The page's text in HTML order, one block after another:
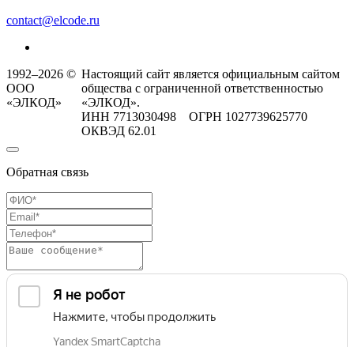
contact@elcode.ru
1992–2026 ©
ООО
«ЭЛКОД»
Настоящий сайт является официальным сайтом
общества с ограниченной ответственностью
«ЭЛКОД».
ИНН 7713030498 ОГРН 1027739625770
ОКВЭД 62.01
Обратная связь